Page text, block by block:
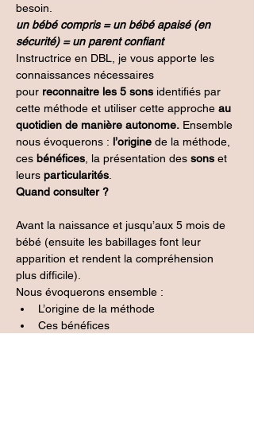
besoin.
un bébé compris = un bébé apaisé (en
sécurité) = un parent confiant
Instructrice en DBL, je vous apporte les
connaissances nécessaires
pour reconnaitre les 5 sons identifiés par
cette méthode et utiliser cette approche au
quotidien de manière autonome. Ensemble
nous évoquerons : l’origine de la méthode,
ces bénéfices , la présentation des sons et
leurs particularités
Quand consulter ?
Avant la naissance et jusqu’aux 5 mois de
bébé (ensuite les babillages font leur
apparition et rendent la compréhension
plus difficile).
Nous évoquerons ensemble :
L’origine de la méthode
Ces bénéfices